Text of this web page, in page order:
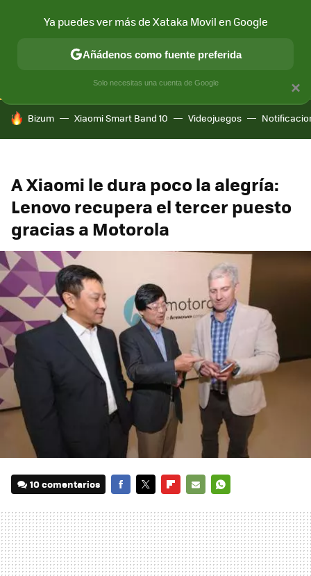
CONECTIVIDAD MÓVIL Y SOCIEDAD APLICACIONES
HOY SE HABLA DE
Bizum Xiaomi Smart Band 10 Videojuegos
A Xiaomi le dura poco la alegría:
Lenovo recupera el tercer puesto
gracias a Motorola
10 comentarios
MAIL
×
Ya puedes ver más de Xataka Movil en Google
Añádenos como fuente preferida
Solo necesitas una cuenta de Google